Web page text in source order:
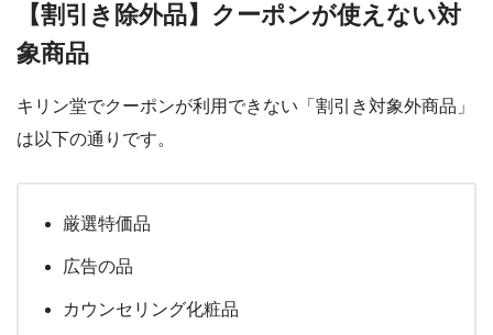
【割引き除外品】クーポンが使えない対
象商品
キリン堂でクーポンが利用できない「割引き対象外商品」
は以下の通りです。
厳選特価品
広告の品
カウンセリング化粧品